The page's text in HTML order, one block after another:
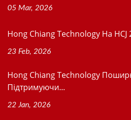
05 Mar, 2026
Hong Chiang Technology На HCJ
23 Feb, 2026
Hong Chiang Technology
Підтримуючи...
22 Jan, 2026